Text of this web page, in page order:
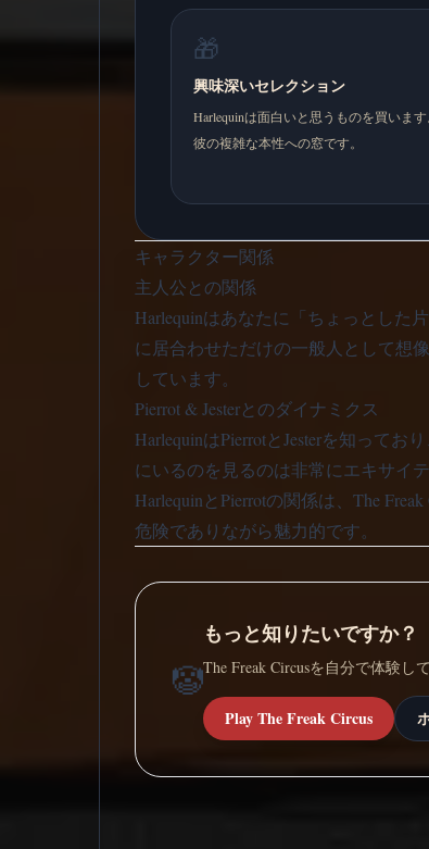
🎁
興味深いセレクション
Harlequinは面白いと思うものを買いま
彼の複雑な本性への窓です。
キャラクター関係
主人公との関係
Harlequinはあなたに「ちょっとした
に居合わせただけの一般人として想
しています。
Pierrot & Jesterとのダイナミクス
HarlequinはPierrotとJesterを知って
にいるのを見るのは非常にエキサイ
HarlequinとPierrotの関係は、The
危険でありながら魅力的です。
🤡
もっと知りたいですか？
The Freak Circusを自分で体験し
Play The Freak Circus